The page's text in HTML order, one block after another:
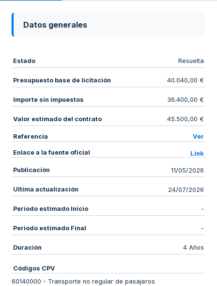
Datos generales
Estado Resuelta
Presupuesto base de licitación 40.040,00 €
Importe sin impuestos 36.400,00 €
Valor estimado del contrato 45.500,00 €
Referencia Ver
Enlace a la fuente oficial Link
Publicación 11/05/2026
Ultima actualización 24/07/2026
Periodo estimado Inicio -
Periodo estimado Final -
Duración 4 Años
Códigos CPV
60140000 - Transporte no regular de pasajeros